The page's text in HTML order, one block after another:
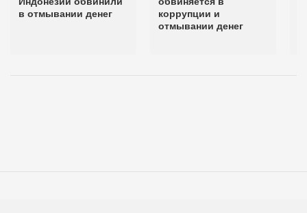
в отмывании денег
коррупции и
отмывании денег